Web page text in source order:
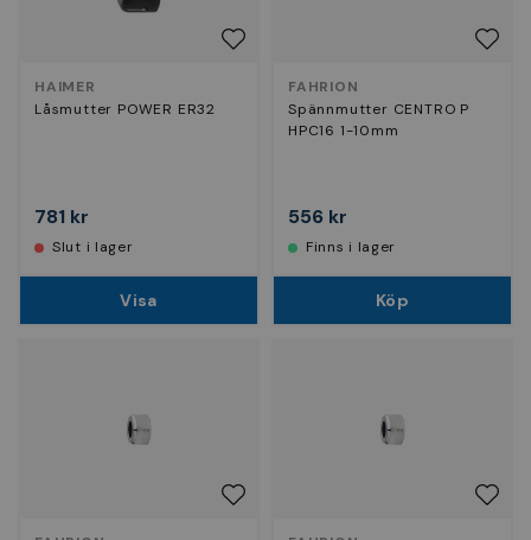
HAIMER
Låsmutter POWER ER32
781 kr
Slut i lager
Visa
FAHRION
Spännmutter CENTRO P
HPC16 1-10mm
556 kr
Finns i lager
Köp